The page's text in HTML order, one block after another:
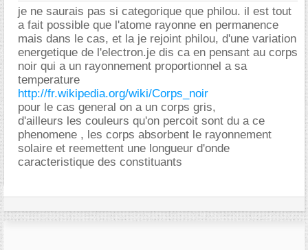
je ne saurais pas si categorique que philou. il est tout
a fait possible que l'atome rayonne en permanence
mais dans le cas, et la je rejoint philou, d'une variation
energetique de l'electron.je dis ca en pensant au corps
noir qui a un rayonnement proportionnel a sa
temperature
http://fr.wikipedia.org/wiki/Corps_noir
pour le cas general on a un corps gris,
d'ailleurs les couleurs qu'on percoit sont du a ce
phenomene , les corps absorbent le rayonnement
solaire et reemettent une longueur d'onde
caracteristique des constituants